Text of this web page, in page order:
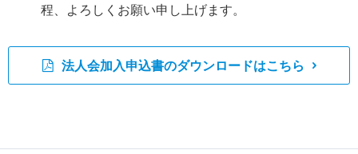
程、よろしくお願い申し上げます。
法人会加入申込書のダウンロードはこちら